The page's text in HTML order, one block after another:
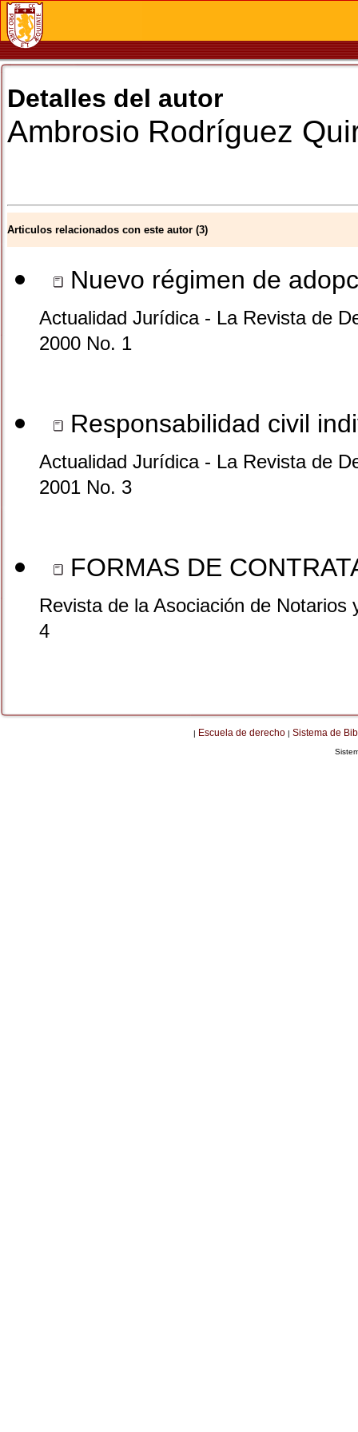
Detalles del autor
Ambrosio Rodríguez
Articulos relacionados con este autor (3)
Nuevo régimen de
Actualidad Jurídica - La Revista de
2000 No. 1
Responsabilidad civil
Actualidad Jurídica - La Revista de
2001 No. 3
FORMAS DE
Revista de la Asociación de
4
| Escuela de derecho | Sistema de